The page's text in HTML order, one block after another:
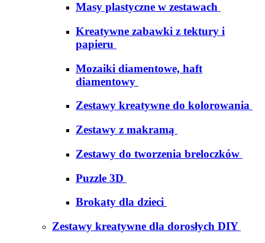
Masy plastyczne w zestawach
Kreatywne zabawki z tektury i
papieru
Mozaiki diamentowe, haft
diamentowy
Zestawy kreatywne do kolorowania
Zestawy z makramą
Zestawy do tworzenia breloczków
Puzzle 3D
Brokaty dla dzieci
Zestawy kreatywne dla dorosłych DIY